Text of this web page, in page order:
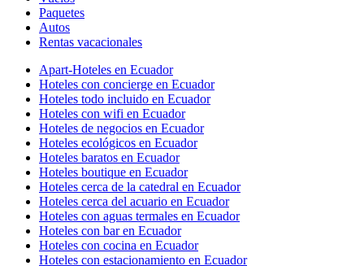
Paquetes
Autos
Rentas vacacionales
Apart-Hoteles en Ecuador
Hoteles con concierge en Ecuador
Hoteles todo incluido en Ecuador
Hoteles con wifi en Ecuador
Hoteles de negocios en Ecuador
Hoteles ecológicos en Ecuador
Hoteles baratos en Ecuador
Hoteles boutique en Ecuador
Hoteles cerca de la catedral en Ecuador
Hoteles cerca del acuario en Ecuador
Hoteles con aguas termales en Ecuador
Hoteles con bar en Ecuador
Hoteles con cocina en Ecuador
Hoteles con estacionamiento en Ecuador